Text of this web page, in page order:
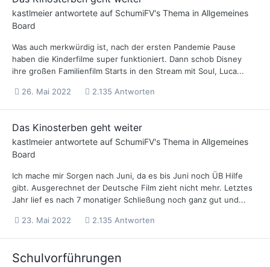
kastlmeier antwortete auf SchumiFV's Thema in Allgemeines
Board
Was auch merkwürdig ist, nach der ersten Pandemie Pause
haben die Kinderfilme super funktioniert. Dann schob Disney
ihre großen Familienfilm Starts in den Stream mit Soul, Luca...
26. Mai 2022 2.135 Antworten
Das Kinosterben geht weiter
kastlmeier antwortete auf SchumiFV's Thema in Allgemeines
Board
Ich mache mir Sorgen nach Juni, da es bis Juni noch ÜB Hilfe
gibt. Ausgerechnet der Deutsche Film zieht nicht mehr. Letztes
Jahr lief es nach 7 monatiger Schließung noch ganz gut und...
23. Mai 2022 2.135 Antworten
Schulvorführungen